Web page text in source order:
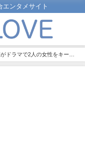
エンタメサイト
ドラマで2人の女性をキー